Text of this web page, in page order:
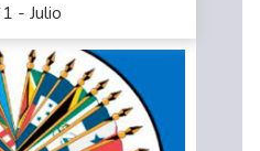
- Julio